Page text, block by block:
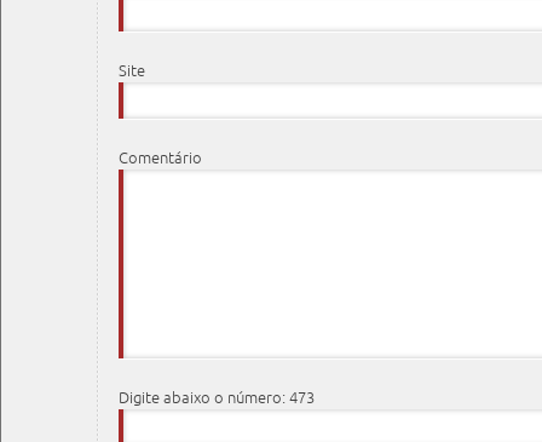
Site
Comentário
Digite abaixo o número: 473